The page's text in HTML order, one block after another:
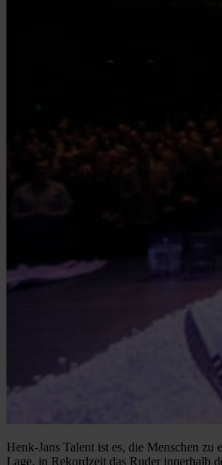
Henk-Jans Talent ist es, die Menschen zu
Lage, in Rekordzeit das Ruder innerhalb